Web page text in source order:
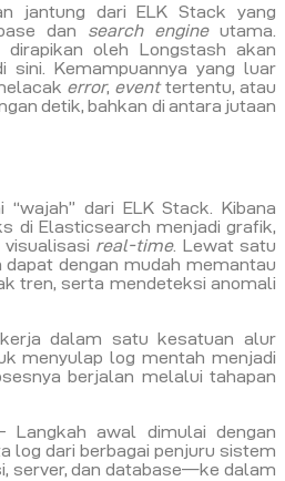
jantung dari ELK Stack yang
dan search engine utama.
oleh Longstash akan
sini. Kemampuannya yang luar
error, eventtertentu, atau
detik, bahkan di antara jutaan
“wajah” dari ELK Stack. Kibana
di Elasticsearch menjadi grafik,
real-time. Lewat satu
dengan mudah memantau
tren, serta mendeteksi anomali
dalam satu kesatuan alur
menyulap log mentah menjadi
berjalan melalui tahapan
Langkah awal dimulai dengan
log dari berbagai penjuru sistem
server, dan database—ke dalam